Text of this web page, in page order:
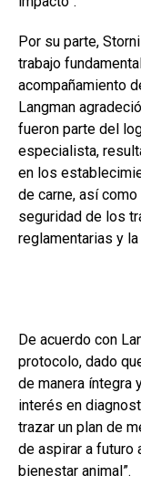
Por su parte,
trabajo
acompañamiento
Langman
fueron parte del
especialista,
en los
de carne, así
seguridad de los
reglamentarias y
De acuerdo con
protocolo, dado
de manera íntegra
interés en
trazar un plan de
de aspirar a futuro
bienestar animal”.